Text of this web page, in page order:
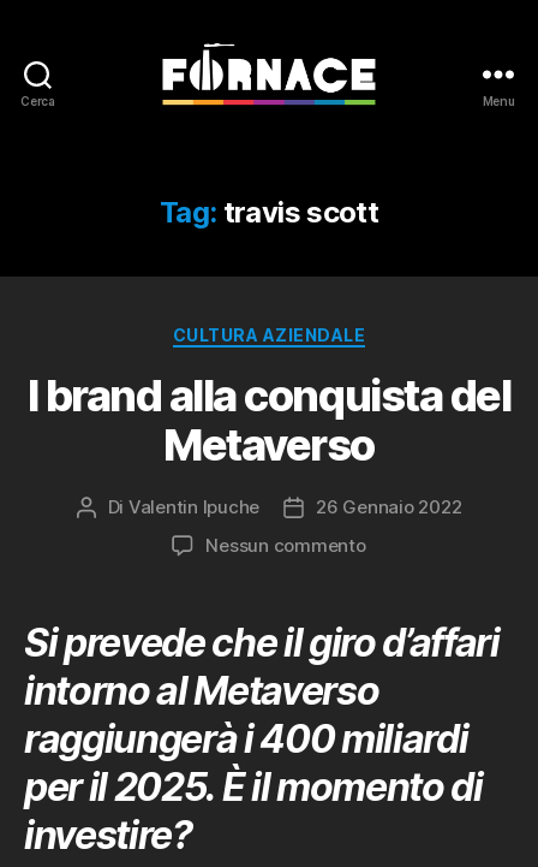
Cerca Menu
Tag: travis scott
Categorie
CULTURA AZIENDALE
I brand alla conquista del
Metaverso
Autore
Di Valentin Ipuche
Data26 Gennaio 2022
Nessun commentosu
conquista
Metaverso
Si prevede che il giro d’affari
intorno al Metaverso
raggiungerà i 400 miliardi
per il 2025. È il momento di
investire?